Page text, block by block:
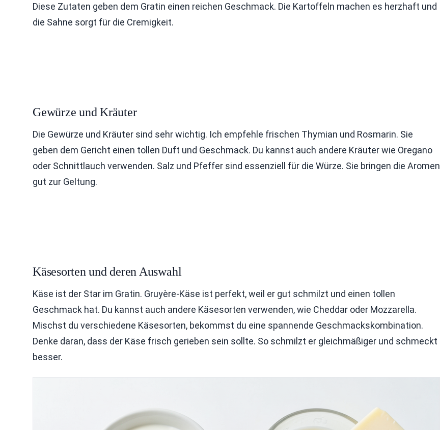
Diese Zutaten geben dem Gratin einen reichen Geschmack. Die Kartoffeln machen es herzhaft und
die Sahne sorgt für die Cremigkeit.
Gewürze und Kräuter
Die Gewürze und Kräuter sind sehr wichtig. Ich empfehle frischen Thymian und Rosmarin. Sie
geben dem Gericht einen tollen Duft und Geschmack. Du kannst auch andere Kräuter wie Oregano
oder Schnittlauch verwenden. Salz und Pfeffer sind essenziell für die Würze. Sie bringen die Aromen
gut zur Geltung.
Käsesorten und deren Auswahl
Käse ist der Star im Gratin. Gruyère-Käse ist perfekt, weil er gut schmilzt und einen tollen
Geschmack hat. Du kannst auch andere Käsesorten verwenden, wie Cheddar oder Mozzarella.
Mischst du verschiedene Käsesorten, bekommst du eine spannende Geschmackskombination.
Denke daran, dass der Käse frisch gerieben sein sollte. So schmilzt er gleichmäßiger und schmeckt
besser.